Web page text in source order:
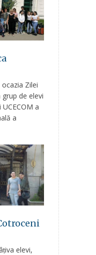
Zilei
grup de elevi
a
a
elevi,